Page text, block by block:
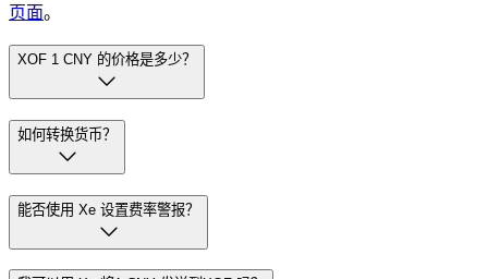
页面。
XOF 1 CNY 的价格是多少？
如何转换货币？
能否使用 Xe 设置费率警报？